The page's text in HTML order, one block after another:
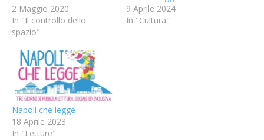
2 Maggio 2020
In "Il controllo dello
spazio"
9 Aprile 2024
In "Cultura"
Napoli che legge
18 Aprile 2023
In "Letture"